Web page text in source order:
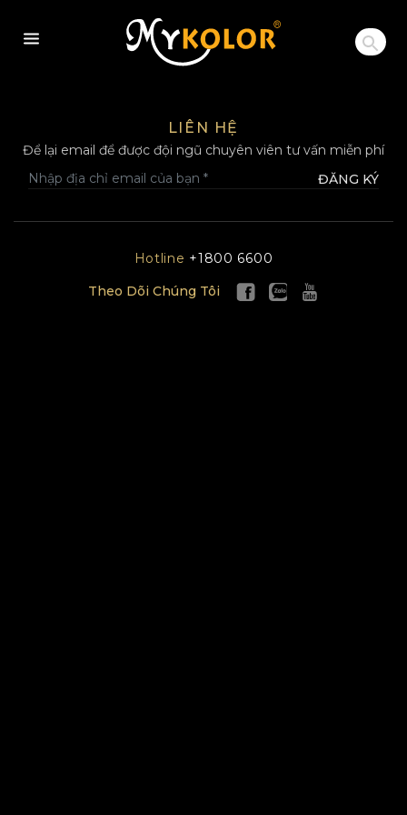
MYKOLOR
LIÊN HỆ
Để lại email để được đội ngũ chuyên viên tư vấn miễn phí
ĐĂNG KÝ
Hotline +1800 6600
Theo Dõi Chúng Tôi